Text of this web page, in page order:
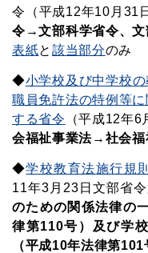
令（平成12年10月31
令→文部科学省令、
表紙と該当部分のみ
◆小学校及び中学校
職員免許法の特例等
する省令
（平成12年
会福祉事業法→社会福
◆学校教育法施行規
11年3月23日文部省令
のための関係法律の
律第110号）及び学
（平成10年法律第